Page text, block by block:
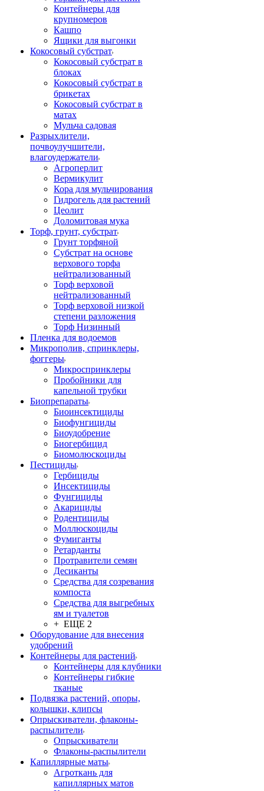
Контейнеры для
крупномеров
Кашпо
Ящики для выгонки
Кокосовый субстрат
Кокосовый субстрат в
блоках
Кокосовый субстрат в
брикетах
Кокосовый субстрат в
матах
Мульча садовая
Разрыхлители,
почвоулучшители,
влагоудержатели
Агроперлит
Вермикулит
Кора для мульчирования
Гидрогель для растений
Цеолит
Доломитовая мука
Торф, грунт, субстрат
Грунт торфяной
Субстрат на основе
верхового торфа
нейтрализованный
Торф верховой
нейтрализованный
Торф верховой низкой
степени разложения
Торф Низинный
Пленка для водоемов
Микрополив, спринклеры,
фоггеры
Микроспринклеры
Пробойники для
капельной трубки
Биопрепараты
Биоинсектициды
Биофунгициды
Биоудобрение
Биогербицид
Биомолюскоциды
Пестициды
Гербициды
Инсектициды
Фунгициды
Акарициды
Родентициды
Моллюскоциды
Фумиганты
Ретарданты
Протравители семян
Десиканты
Средства для созревания
компоста
Средства для выгребных
ям и туалетов
+ ЕЩЕ 2
Оборудование для внесения
удобрений
Контейнеры для растений
Контейнеры для клубники
Контейнеры гибкие
тканые
Подвязка растений, опоры,
колышки, клипсы
Опрыскиватели, флаконы-
распылители
Опрыскиватели
Флаконы-распылители
Капиллярные маты
Агроткань для
капиллярных матов